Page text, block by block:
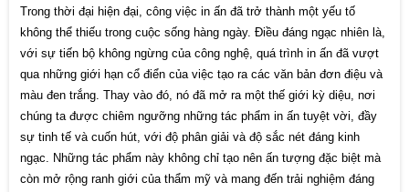
Trong thời đại hiện đại, công việc in ấn đã trở thành một yếu tố
không thể thiếu trong cuộc sống hàng ngày. Điều đáng ngạc nhiên là,
với sự tiến bộ không ngừng của công nghệ, quá trình in ấn đã vượt
qua những giới hạn cổ điển của việc tạo ra các văn bản đơn điệu và
màu đen trắng. Thay vào đó, nó đã mở ra một thế giới kỳ diệu, nơi
chúng ta được chiêm ngưỡng những tác phẩm in ấn tuyệt vời, đầy
sự tinh tế và cuốn hút, với độ phân giải và độ sắc nét đáng kinh
ngạc. Những tác phẩm này không chỉ tạo nên ấn tượng đặc biệt mà
còn mở rộng ranh giới của thẩm mỹ và mang đến trải nghiệm đáng